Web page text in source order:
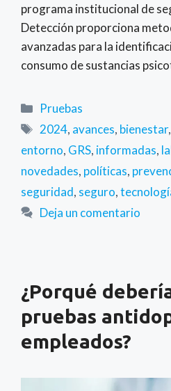
programa institucional de
Detección proporciona
avanzadas para la
consumo de sustancias
Categorías
Pruebas
Etiquetas
2024, avances, bienestar,
entorno, GRS, informadas,
novedades, políticas,
seguridad, seguro,
Deja un comentario
¿Porqué
pruebas
empleados?